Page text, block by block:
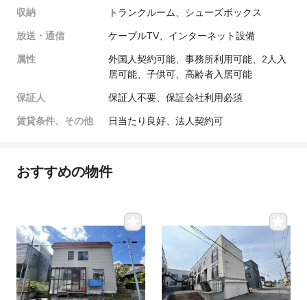
収納 トランクルーム、シューズボックス
放送・通信 ケーブルTV、インターネット設備
属性
外国人契約可能、事務所利用可能、2人入
居可能、子供可、高齢者入居可能
保証人 保証人不要、保証会社利用必須
賃貸条件、その他 日当たり良好、法人契約可
おすすめの物件